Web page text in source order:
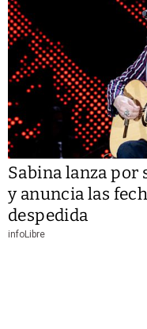
Sabina lanza
y anuncia las
despedida
infoLibre